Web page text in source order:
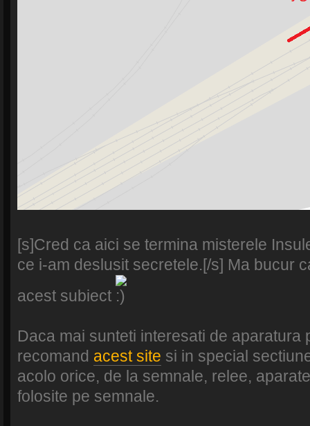
[s]Cred ca aici se termina misterele
ce i-am deslusit secretele.[/s] Ma bucur
acest subiect
Daca mai sunteti interesati de aparatura
recomand acest site si in special
acolo orice, de la semnale, relee,
folosite pe semnale.